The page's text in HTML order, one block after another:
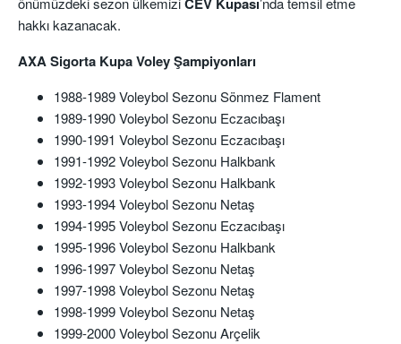
hakkı kazanacak.
AXA Sigorta Kupa Voley Şampiyonları
1988-1989 Voleybol Sezonu Sönmez Flament
1989-1990 Voleybol Sezonu Eczacıbaşı
1990-1991 Voleybol Sezonu Eczacıbaşı
1991-1992 Voleybol Sezonu Halkbank
1992-1993 Voleybol Sezonu Halkbank
1993-1994 Voleybol Sezonu Netaş
1994-1995 Voleybol Sezonu Eczacıbaşı
1995-1996 Voleybol Sezonu Halkbank
1996-1997 Voleybol Sezonu Netaş
1997-1998 Voleybol Sezonu Netaş
1998-1999 Voleybol Sezonu Netaş
1999-2000 Voleybol Sezonu Arçelik